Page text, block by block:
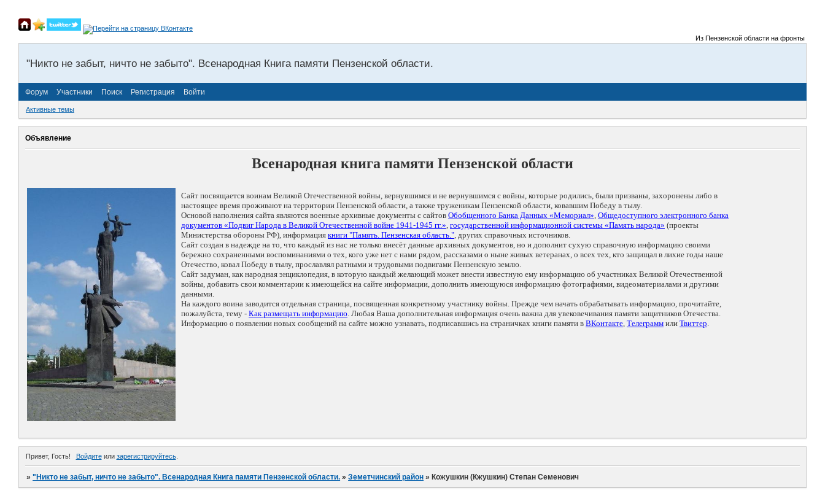
Из Пензенской области на фронты
"Никто не забыт, ничто не забыто". Всенародная Книга памяти Пензенской области.
Форум Участники Поиск Регистрация Войти
Активные темы
Объявление
Всенародная книга памяти Пензенской области
Сайт посвящается воинам Великой Отечественной войны, вернувшимся и не вернувшимся с войны, которые родились, были призваны, захоронены либо в
настоящее время проживают на территории Пензенской области, а также труженикам Пензенской области, ковавшим Победу в тылу.
Основой наполнения сайта являются военные архивные документы с сайтов Обобщенного Банка Данных «Мемориал», Общедоступного электронного банка
документов «Подвиг Народа в Великой Отечественной войне 1941-1945 гг.», государственной информационной системы «Память народа» (проекты
Министерства обороны РФ), информация книги "Память. Пензенская область.", других справочных источников.
Сайт создан в надежде на то, что каждый из нас не только внесёт данные архивных документов, но и дополнит сухую справочную информацию своими
бережно сохраненными воспоминаниями о тех, кого уже нет с нами рядом, рассказами о ныне живых ветеранах, о всех тех, кто защищал в лихие годы наше
Отечество, ковал Победу в тылу, прославлял ратными и трудовыми подвигами Пензенскую землю.
Сайт задуман, как народная энциклопедия, в которую каждый желающий может внести известную ему информацию об участниках Великой Отечественной
войны, добавить свои комментарии к имеющейся на сайте информации, дополнить имеющуюся информацию фотографиями, видеоматериалами и другими
данными.
На каждого воина заводится отдельная страница, посвященная конкретному участнику войны. Прежде чем начать обрабатывать информацию, прочитайте,
пожалуйста, тему - Как размещать информацию. Любая Ваша дополнительная информация очень важна для увековечивания памяти защитников Отечества.
Информацию о появлении новых сообщений на сайте можно узнавать, подписавшись на страничках книги памяти в ВКонтакте, Телеграмм или Твиттер.
Привет, Гость! Войдитеили зарегистрируйтесь.
»"Никто не забыт, ничто не забыто". Всенародная Книга памяти Пензенской области. »Земетчинский район » Кожушкин (Кжушкин) Степан Семенович